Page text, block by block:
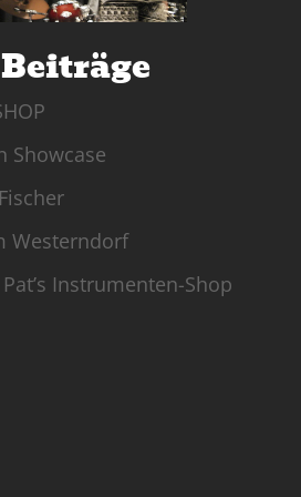
Showcase
Westerndorf
Instrumenten-Shop